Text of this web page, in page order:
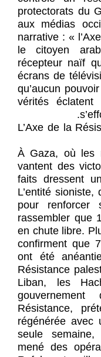
protectorats du
aux médias
narrative : «
le citoyen
récepteur naïf
écrans de
qu’aucun
vérités éclatent
L’Axe de la
À Gaza, où les
vantent des
faits dressent
L’entité
pour renforcer
rassembler que
en chute libre.
confirment que
ont été
Résistance
Liban, les
Résistance,
régénérée avec
seule
mené des